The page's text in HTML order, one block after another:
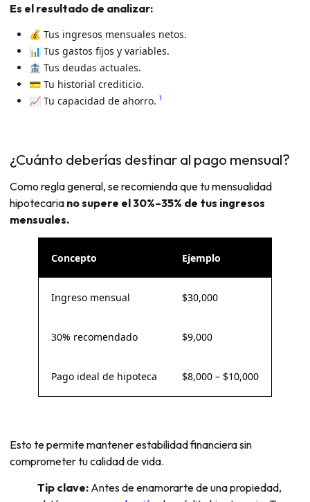
Es el resultado de analizar:
💰 Tus ingresos mensuales netos.
📊 Tus gastos fijos y variables.
🏦 Tus deudas actuales.
💳 Tu historial crediticio.
📈 Tu capacidad de ahorro. 1
¿Cuánto deberías destinar al pago mensual?
Como regla general, se recomienda que tu mensualidad
hipotecaria no supere el 30%–35% de tus ingresos
mensuales.
Concepto Ejemplo
Ingreso mensual $30,000
30% recomendado $9,000
Pago ideal de hipoteca $8,000 – $10,000
Esto te permite mantener estabilidad financiera sin
comprometer tu calidad de vida.
Tip clave: Antes de enamorarte de una propiedad,